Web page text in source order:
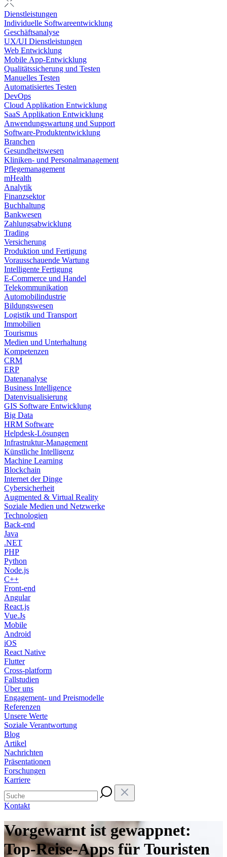
Dienstleistungen
Individuelle Softwareentwicklung
Geschäftsanalyse
UX/UI Dienstleistungen
Web Entwicklung
Mobile App-Entwicklung
Qualitätssicherung und Testen
Manuelles Testen
Automatisiertes Testen
DevOps
Cloud Applikation Entwicklung
SaaS Applikation Entwicklung
Anwendungswartung und Support
Software-Produktentwicklung
Branchen
Gesundheitswesen
Kliniken- und Personalmanagement
Pflegemanagement
mHealth
Analytik
Finanzsektor
Buchhaltung
Bankwesen
Zahlungsabwicklung
Trading
Versicherung
Produktion und Fertigung
Vorausschauende Wartung
Intelligente Fertigung
E-Commerce und Handel
Telekommunikation
Automobilindustrie
Bildungswesen
Logistik und Transport
Immobilien
Tourismus
Medien und Unterhaltung
Kompetenzen
CRM
ERP
Datenanalyse
Business Intelligence
Datenvisualisierung
GIS Software Entwicklung
Big Data
HRM Software
Helpdesk-Lösungen
Infrastruktur-Management
Künstliche Intelligenz
Machine Learning
Blockchain
Internet der Dinge
Cybersicherheit
Augmented & Virtual Reality
Soziale Medien und Netzwerke
Technologien
Back-end
Java
.NET
PHP
Python
Node.js
C++
Front-end
Angular
React.js
Vue.Js
Mobile
Android
iOS
React Native
Flutter
Cross-platform
Fallstudien
Über uns
Engagement- und Preismodelle
Referenzen
Unsere Werte
Soziale Verantwortung
Blog
Artikel
Nachrichten
Präsentationen
Forschungen
Karriere
Kontakt
Vorgewarnt ist gewappnet:
Top-Reise-Apps für Touristen